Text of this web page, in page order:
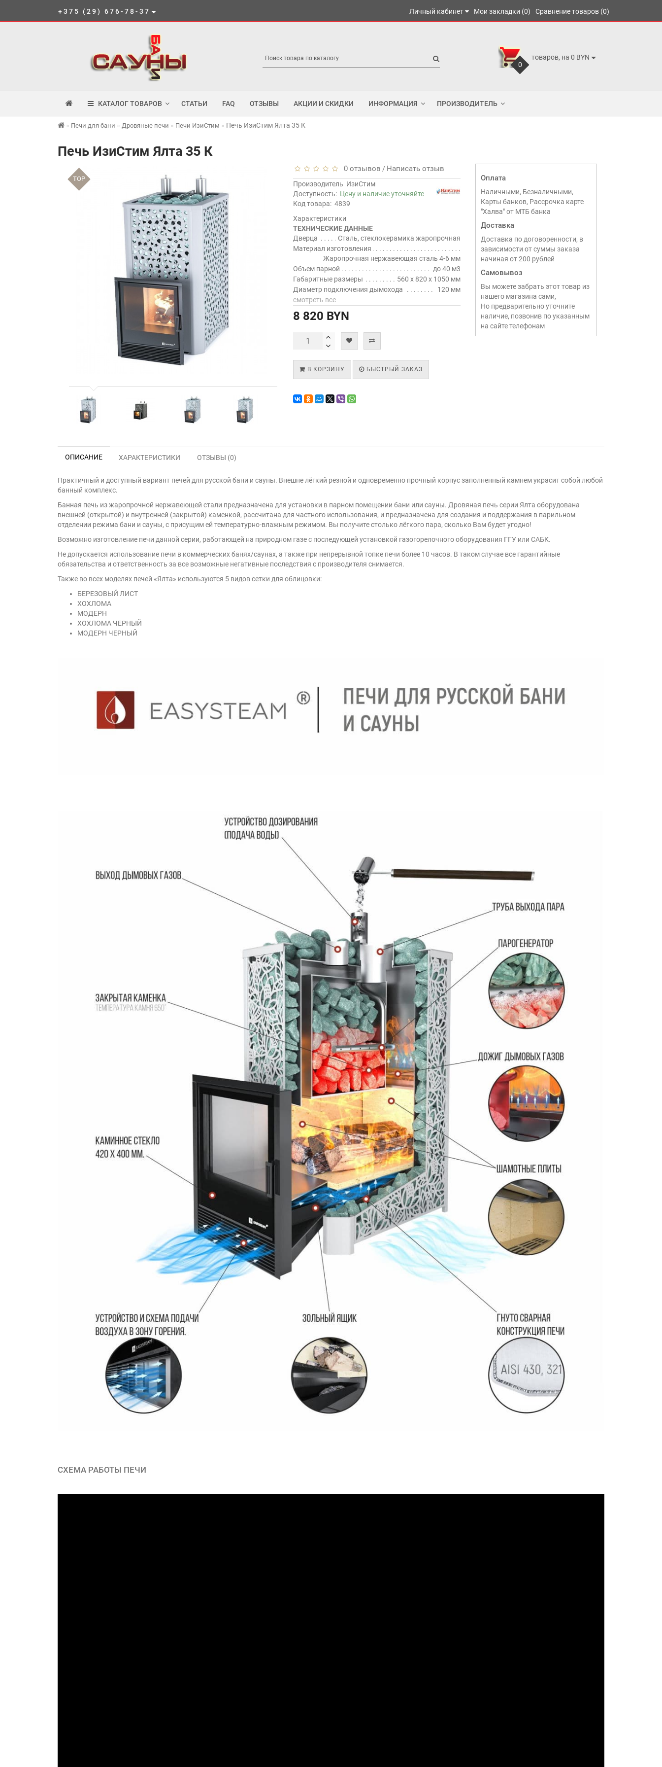
+375 (29) 676-78-37 Личный кабинет Мои закладки (0) Сравнение товаров (0)
0
товаров, на 0 BYN
КАТАЛОГ ТОВАРОВ СТАТЬИ FAQ ОТЗЫВЫ АКЦИИ И СКИДКИ ИНФОРМАЦИЯ ПРОИЗВОДИТЕЛЬ
Печи для бани Дровяные печи Печи ИзиСтим Печь ИзиСтим Ялта 35 К
Печь ИзиСтим Ялта 35 К
TOP
0 отзывов / Написать отзыв
Производитель ИзиСтим
Доступность: Цену и наличие уточняйте
Код товара: 4839
Характеристики
ТЕХНИЧЕСКИЕ ДАННЫЕ
Дверца
Сталь, стеклокерамика жаропрочная
Материал изготовления
Жаропрочная нержавеющая сталь 4-6 мм
Объем парной
до 40 м3
Габаритные размеры
560 х 820 х 1050 мм
Диаметр подключения дымохода
120 мм
смотреть все
8 820 BYN
В КОРЗИНУ БЫСТРЫЙ ЗАКАЗ
Оплата
Наличными, Безналичными,
Карты банков, Рассрочка карте
"Халва" от МТБ банка
Доставка
Доставка по договоренности, в
зависимости от суммы заказа
начиная от 200 рублей
Самовывоз
Вы можете забрать этот товар из
нашего магазина сами,
Но предварительно уточните
наличие, позвонив по указанным
на сайте телефонам
ОПИСАНИЕ ХАРАКТЕРИСТИКИ ОТЗЫВЫ (0)
Практичный и доступный вариант печей для русской бани и сауны. Внешне лёгкий резной и одновременно прочный корпус заполненный камнем украсит собой любой
банный комплекс.
Банная печь из жаропрочной нержавеющей стали предназначена для установки в парном помещении бани или сауны. Дровяная печь серии Ялта оборудована
внешней (открытой) и внутренней (закрытой) каменкой, рассчитана для частного использования, и предназначена для создания и поддержания в парильном
отделении режима бани и сауны, с присущим ей температурно-влажным режимом. Вы получите столько лёгкого пара, сколько Вам будет угодно!
Возможно изготовление печи данной серии, работающей на природном газе с последующей установкой газогорелочного оборудования ГГУ или САБК.
Не допускается использование печи в коммерческих банях/саунах, а также при непрерывной топке печи более 10 часов. В таком случае все гарантийные
обязательства и ответственность за все возможные негативные последствия с производителя снимается.
Также во всех моделях печей «Ялта» используются 5 видов сетки для облицовки:
БЕРЕЗОВЫЙ ЛИСТ
ХОХЛОМА
МОДЕРН
ХОХЛОМА ЧЕРНЫЙ
МОДЕРН ЧЕРНЫЙ
СХЕМА РАБОТЫ ПЕЧИ